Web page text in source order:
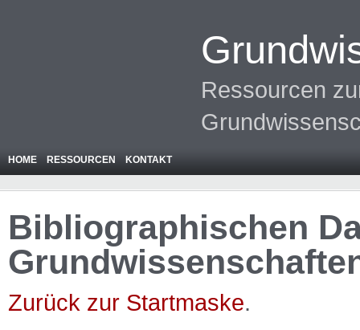
Ressourcen
HOME RESSOURCEN KONTAKT
Bibliographischen
Zurück zur Startmaske.